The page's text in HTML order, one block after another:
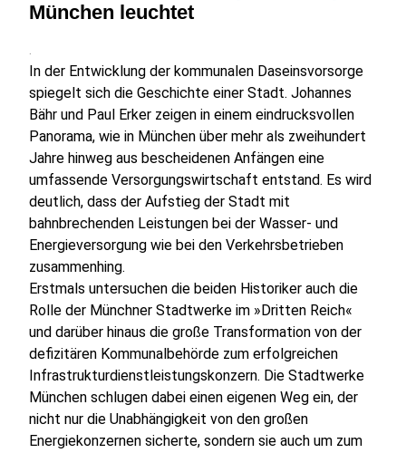
München leuchtet
.
In der Entwicklung der kommunalen Daseinsvorsorge
spiegelt sich die Geschichte einer Stadt. Johannes
Bähr und Paul Erker zeigen in einem eindrucksvollen
Panorama, wie in München über mehr als zweihundert
Jahre hinweg aus bescheidenen Anfängen eine
umfassende Versorgungswirtschaft entstand. Es wird
deutlich, dass der Aufstieg der Stadt mit
bahnbrechenden Leistungen bei der Wasser- und
Energieversorgung wie bei den Verkehrsbetrieben
zusammenhing.
Erstmals untersuchen die beiden Historiker auch die
Rolle der Münchner Stadtwerke im »Dritten Reich«
und darüber hinaus die große Transformation von der
defizitären Kommunalbehörde zum erfolgreichen
Infrastrukturdienstleistungskonzern. Die Stadtwerke
München schlugen dabei einen eigenen Weg ein, der
nicht nur die Unabhängigkeit von den großen
Energiekonzernen sicherte, sondern sie auch um zum